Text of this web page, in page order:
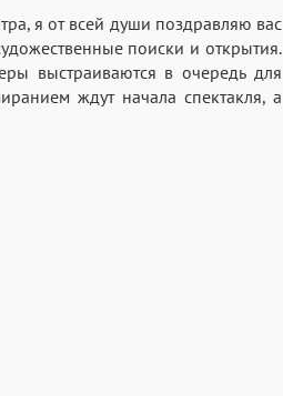
я от всей души поздравляю вас
поиски и открытия.
выстраиваются в очередь для
ждут начала спектакля, а